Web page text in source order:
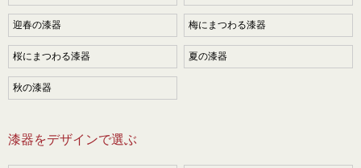
迎春の漆器 梅にまつわる漆器
桜にまつわる漆器 夏の漆器
秋の漆器
漆器をデザインで選ぶ